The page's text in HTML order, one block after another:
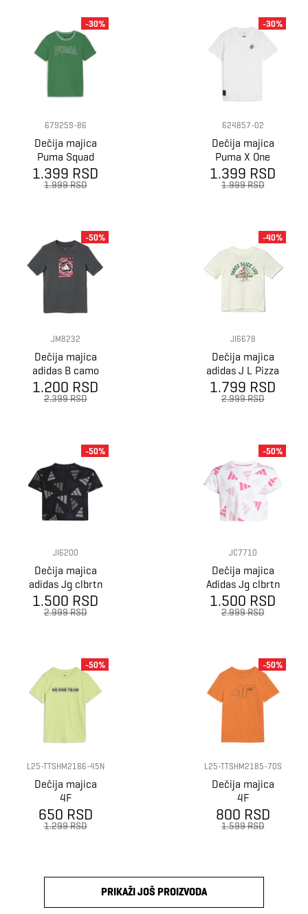
679259-86
Dečija majica
Puma Squad
Tee B
1.399 RSD
1.999 RSD
-30%
624857-02
Dečija majica
Puma X One
Piece graphic
tee
1.399 RSD
1.999 RSD
-30%
JM8232
Dečija majica
adidas B camo
box
1.200 RSD
2.399 RSD
-50%
JI6678
Dečija majica
adidas J L Pizza
Tee
1.799 RSD
2.999 RSD
-40%
JI6200
Dečija majica
adidas Jg clbrtn
tee
1.500 RSD
2.999 RSD
-50%
JC7710
Dečija majica
Adidas Jg clbrtn
tee
1.500 RSD
2.999 RSD
-50%
L25-TTSHM2186-45N
Dečija majica
4F
650 RSD
1.299 RSD
-50%
L25-TTSHM2185-70S
Dečija majica
4F
800 RSD
1.599 RSD
-50%
PRIKAŽI JOŠ PROIZVODA